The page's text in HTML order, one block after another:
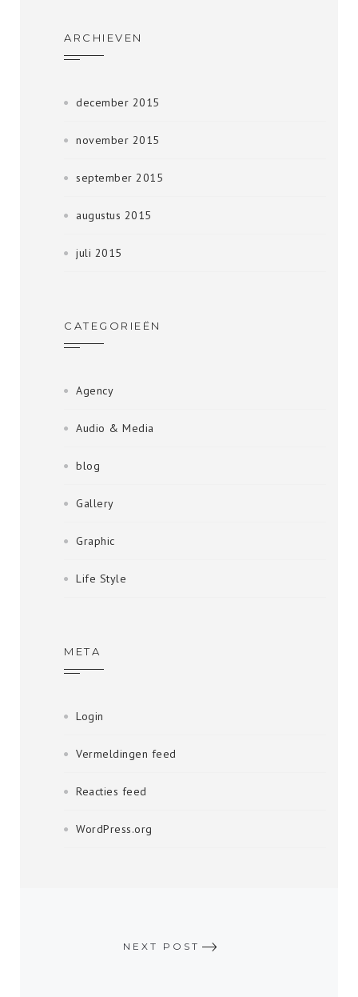
ARCHIEVEN
december 2015
november 2015
september 2015
augustus 2015
juli 2015
CATEGORIEËN
Agency
Audio & Media
blog
Gallery
Graphic
Life Style
META
Login
Vermeldingen feed
Reacties feed
WordPress.org
NEXT POST